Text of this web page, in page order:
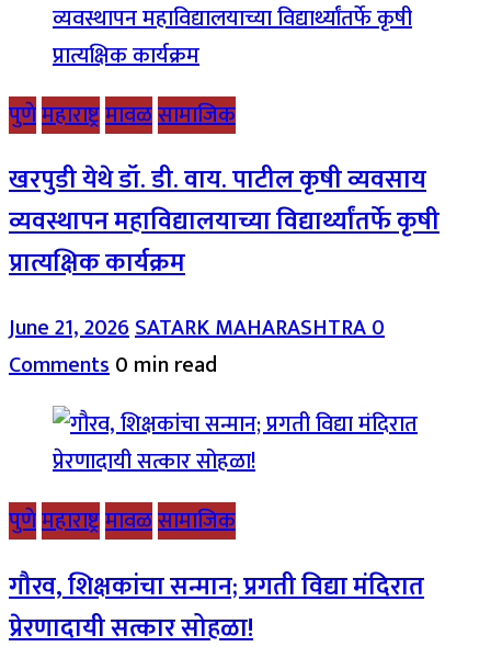
पुणेमहाराष्ट्रमावळसामाजिक
खरपुडी येथे डॉ. डी. वाय. पाटील कृषी व्यवसाय
व्यवस्थापन महाविद्यालयाच्या विद्यार्थ्यांतर्फे कृषी
प्रात्यक्षिक कार्यक्रम
June 21, 2026SATARK MAHARASHTRA0
Comments0 min read
पुणेमहाराष्ट्रमावळसामाजिक
गौरव, शिक्षकांचा सन्मान; प्रगती विद्या मंदिरात
प्रेरणादायी सत्कार सोहळा!